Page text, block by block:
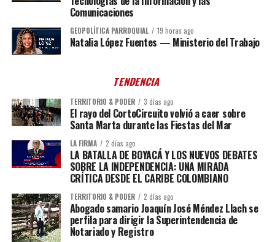
Comunicaciones
GEOPOLÍTICA PARROQUIAL 19 horas ago
Natalia López Fuentes — Ministerio del Trabajo
TENDENCIA
TERRITORIO & PODER 3 días ago
El rayo del CortoCircuito volvió a caer sobre
Santa Marta durante las Fiestas del Mar
LA FIRMA 2 días ago
LA BATALLA DE BOYACÁ Y LOS NUEVOS DEBATES
SOBRE LA INDEPENDENCIA: UNA MIRADA
CRÍTICA DESDE EL CARIBE COLOMBIANO
TERRITORIO & PODER 2 días ago
Abogado samario Joaquín José Méndez Llach se
perfila para dirigir la Superintendencia de
Notariado y Registro